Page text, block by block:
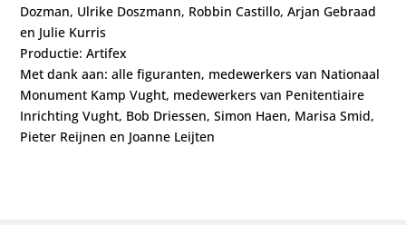
Dozman, Ulrike Doszmann, Robbin Castillo, Arjan Gebraad
en Julie Kurris
Productie: Artifex
Met dank aan: alle figuranten, medewerkers van Nationaal
Monument Kamp Vught, medewerkers van Penitentiaire
Inrichting Vught, Bob Driessen, Simon Haen, Marisa Smid,
Pieter Reijnen en Joanne Leijten